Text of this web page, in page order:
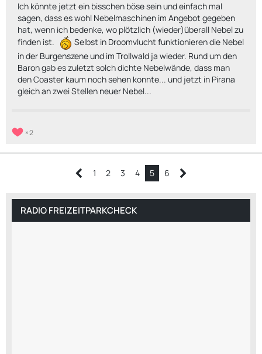
Ich könnte jetzt ein bisschen böse sein und einfach mal
sagen, dass es wohl Nebelmaschinen im Angebot gegeben
hat, wenn ich bedenke, wo plötzlich (wieder)überall Nebel zu
finden ist.
Selbst in Droomvlucht funktionieren die Nebel
in der Burgenszene und im Trollwald ja wieder. Rund um den
Baron gab es zuletzt solch dichte Nebelwände, dass man
den Coaster kaum noch sehen konnte... und jetzt in Pirana
gleich an zwei Stellen neuer Nebel...
2
1 2 3 4 5 6
RADIO FREIZEITPARKCHECK